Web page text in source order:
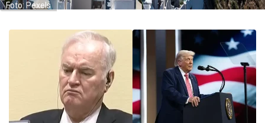
Foto: Pexels